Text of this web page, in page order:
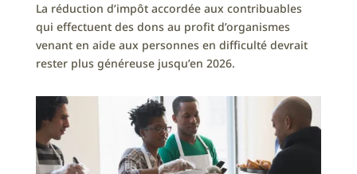
La réduction d’impôt accordée aux contribuables
qui effectuent des dons au profit d’organismes
venant en aide aux personnes en difficulté devrait
rester plus généreuse jusqu’en 2026.